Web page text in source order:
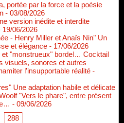
portée par la force et la poésie
- 03/08/2026
version inédite et interdite
19/06/2026
- Henry Miller et Anaïs Nin" Un
et élégance - 17/06/2026
et "monstrueux" bordel… Cocktail
visuels, sonores et autres
l'insupportable réalité -
Une adaptation habile et délicate
"Vers le phare", entre présent
- 09/06/2026
288